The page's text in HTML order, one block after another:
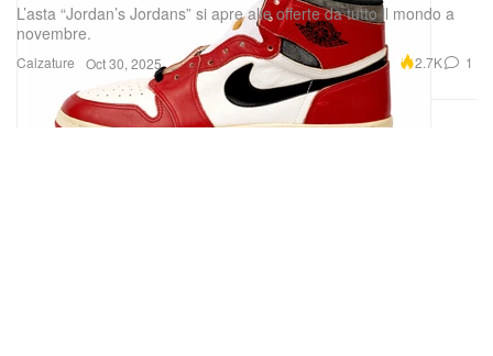
Calzature
L’asta “Jordan’s Jordans” si apre alle offerte da tutto il mondo a
novembre.
Oct 30, 2025 2.7K 1